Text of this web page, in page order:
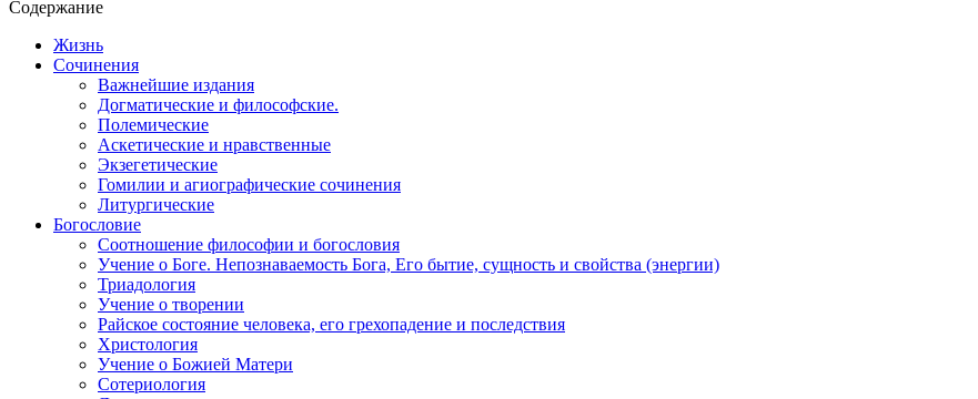
Содержание
Жизнь
Сочинения
Важнейшие издания
Догматические и философские.
Полемические
Аскетические и нравственные
Экзегетические
Гомилии и агиографические сочинения
Литургические
Богословие
Соотношение философии и богословия
Учение о Боге. Непознаваемость Бога, Его бытие, сущность и свойства (энергии)
Триадология
Учение о творении
Райское состояние человека, его грехопадение и последствия
Христология
Учение о Божией Матери
Сотериология